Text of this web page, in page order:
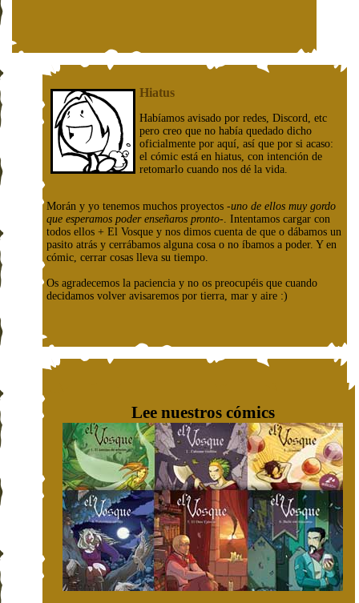
Hiatus
Habíamos avisado por redes, Discord, etc
pero creo que no había quedado dicho
oficialmente por aquí, así que por si acaso:
el cómic está en hiatus, con intención de
retomarlo cuando nos dé la vida.
Morán y yo tenemos muchos proyectos -uno de ellos muy gordo
que esperamos poder enseñaros pronto- . Intentamos cargar con
todos ellos + El Vosque y nos dimos cuenta de que o dábamos un
pasito atrás y cerrábamos alguna cosa o no íbamos a poder. Y en
cómic, cerrar cosas lleva su tiempo.
Os agradecemos la paciencia y no os preocupéis que cuando
decidamos volver avisaremos por tierra, mar y aire :)
Lee nuestros cómics